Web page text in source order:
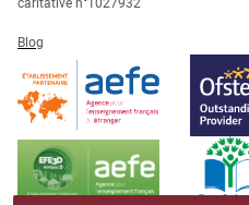
caritative n°1027932
Blog